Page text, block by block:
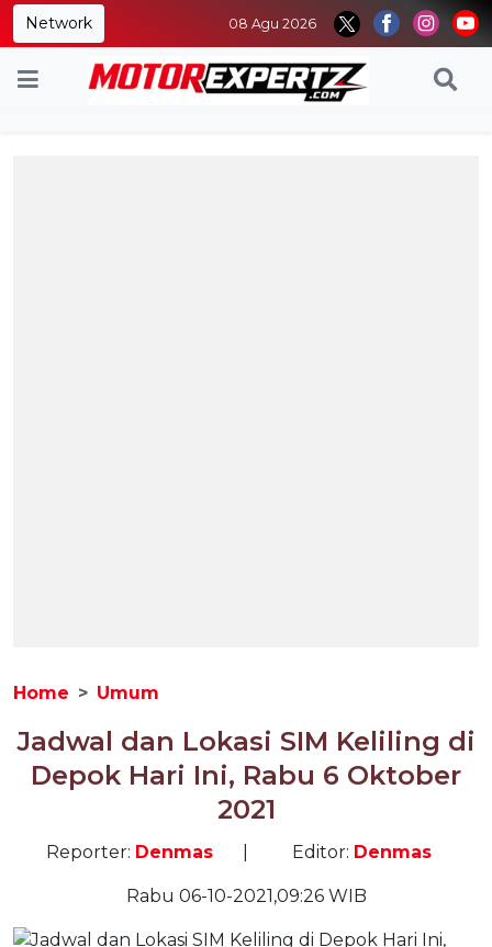
Network 08 Agu 2026
Home Umum
Jadwal dan Lokasi SIM Keliling di
Depok Hari Ini, Rabu 6 Oktober
2021
Reporter: Denmas Editor: Denmas
Rabu 06-10-2021,09:26 WIB